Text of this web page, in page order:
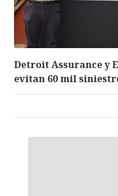
Detroit Assurance y
evitan 60 mil